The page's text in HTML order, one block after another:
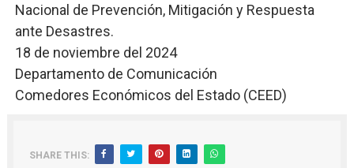
Nacional de Prevención, Mitigación y Respuesta
ante Desastres.
18 de noviembre del 2024
Departamento de Comunicación
Comedores Económicos del Estado (CEED)
SHARE THIS: